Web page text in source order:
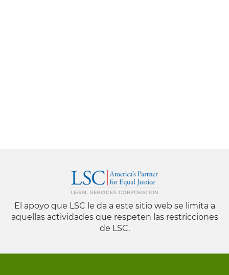
El apoyo que LSC le da a este sitio web se limita a
aquellas actividades que respeten las restricciones
de LSC.